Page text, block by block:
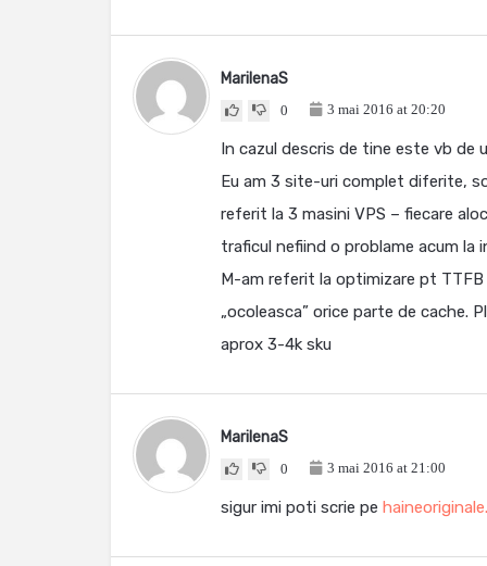
MarilenaS
0 3 mai 2016 at 20:20
In cazul descris de tine este vb de
Eu am 3 site-uri complet diferite,
referit la 3 masini VPS – fiecare
traficul nefiind o problame acum
M-am referit la optimizare pt
„ocoleasca” orice parte de cache.
aprox 3-4k sku
MarilenaS
0 3 mai 2016 at 21:00
sigur imi poti scrie pe